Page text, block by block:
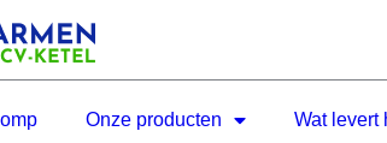
Onze producten Wat levert